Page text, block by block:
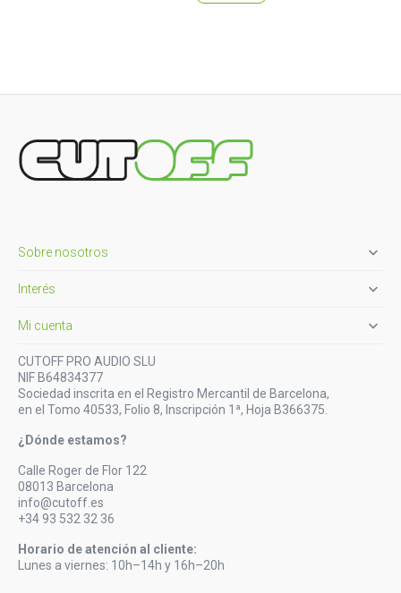
Sobre nosotros 
Interés 
Mi cuenta 
CUTOFF PRO AUDIO SLU
NIF B64834377
Sociedad inscrita en el Registro Mercantil de Barcelona,
en el Tomo 40533, Folio 8, Inscripción 1ª, Hoja B366375.
¿Dónde estamos?
Calle Roger de Flor 122
08013 Barcelona
info@cutoff.es
+34 93 532 32 36
Horario de atención al cliente:
Lunes a viernes: 10h–14h y 16h–20h